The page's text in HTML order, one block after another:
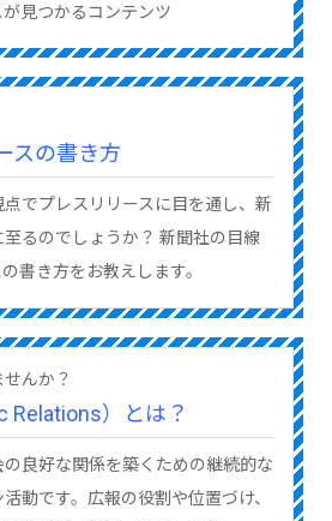
見つかるコンテンツ
スの書き方
でプレスリリースに目を通し、新
るのでしょうか？ 新聞社の目線
書き方をお教えします。
んか？
Relations）とは？
良好な関係を築くための継続的な
動です。広報の役割や位置づけ、